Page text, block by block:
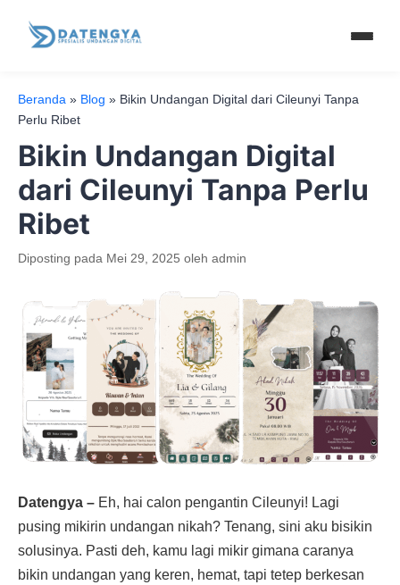
Beranda » Blog » Bikin Undangan Digital dari Cileunyi Tanpa
Perlu Ribet
Bikin Undangan Digital
dari Cileunyi Tanpa Perlu
Ribet
Diposting pada Mei 29, 2025 oleh admin
Datengya – Eh, hai calon pengantin Cileunyi! Lagi
pusing mikirin undangan nikah? Tenang, sini aku bisikin
solusinya. Pasti deh, kamu lagi mikir gimana caranya
bikin undangan yang keren, hemat, tapi tetep berkesan